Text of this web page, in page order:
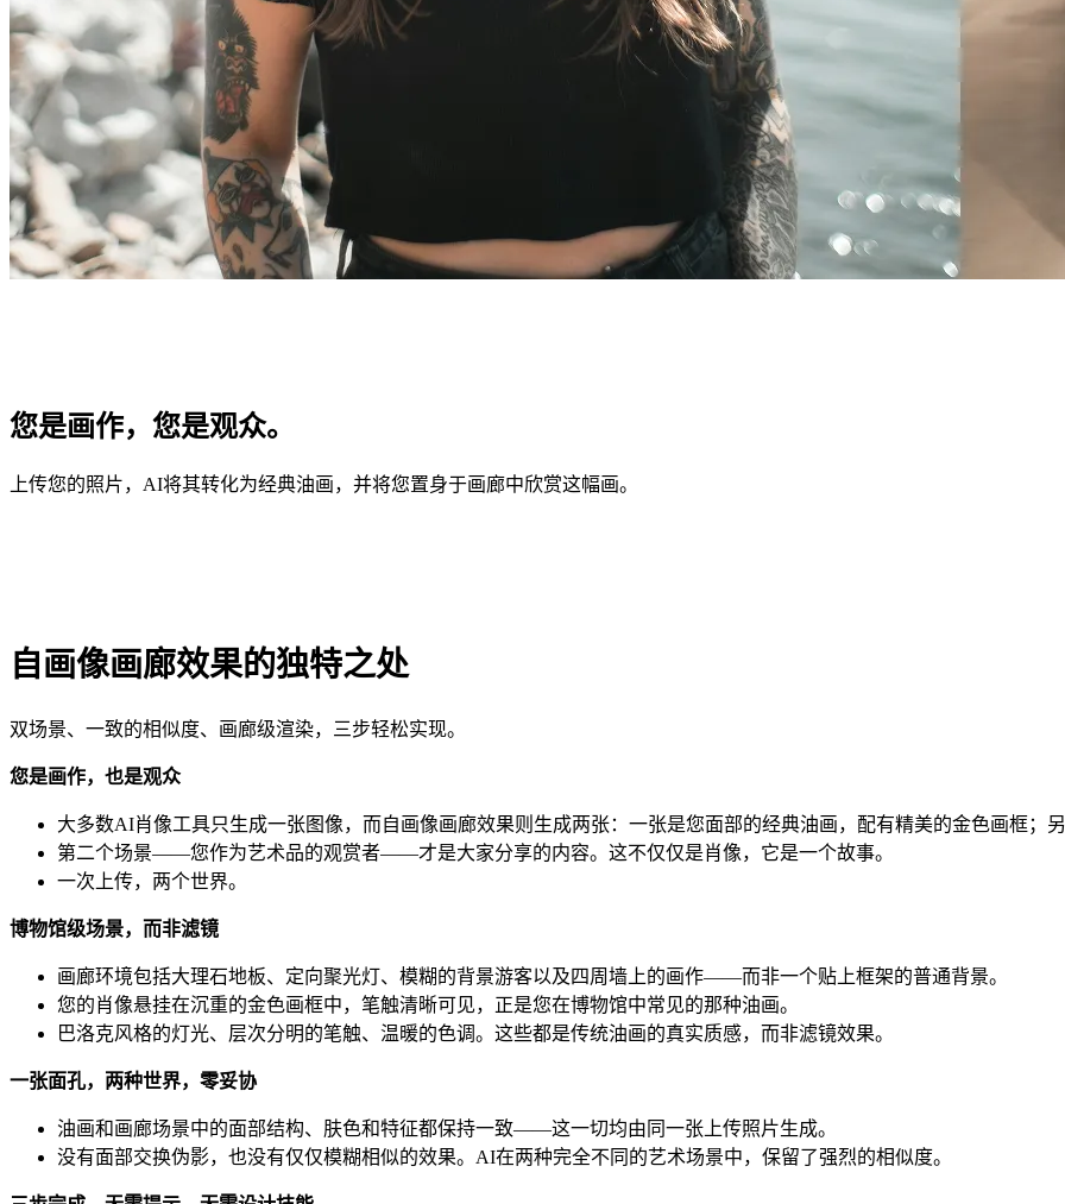
您是画作，您是观众。
上传您的照片，AI将其转化为经典油画，并将您置身于画廊中欣赏这幅画。
自画像画廊效果的独特之处
双场景、一致的相似度、画廊级渲染，三步轻松实现。
您是画作，也是观众
大多数AI肖像工具只生成一张图像，而自画像画廊效果则生成两张：一张是您面部的经典油画，配有精美的金色画框；
第二个场景——您作为艺术品的观赏者——才是大家分享的内容。这不仅仅是肖像，它是一个故事。
一次上传，两个世界。
博物馆级场景，而非滤镜
画廊环境包括大理石地板、定向聚光灯、模糊的背景游客以及四周墙上的画作——而非一个贴上框架的普通背景。
您的肖像悬挂在沉重的金色画框中，笔触清晰可见，正是您在博物馆中常见的那种油画。
巴洛克风格的灯光、层次分明的笔触、温暖的色调。这些都是传统油画的真实质感，而非滤镜效果。
一张面孔，两种世界，零妥协
油画和画廊场景中的面部结构、肤色和特征都保持一致——这一切均由同一张上传照片生成。
没有面部交换伪影，也没有仅仅模糊相似的效果。AI在两种完全不同的艺术场景中，保留了强烈的相似度。